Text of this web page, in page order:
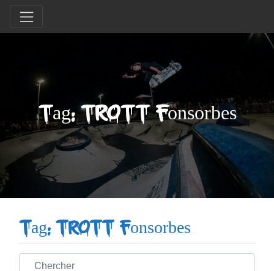
Tag: TROTT Fonsorbes
Tag: TROTT Fonsorbes
Chercher